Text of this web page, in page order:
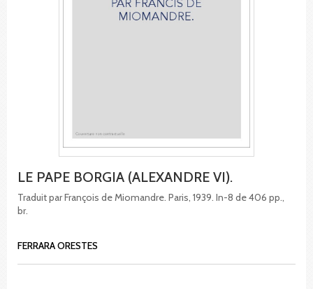
LE PAPE BORGIA (ALEXANDRE VI).
Traduit par François de Miomandre. Paris, 1939. In-8 de 406 pp.,
br.
FERRARA ORESTES